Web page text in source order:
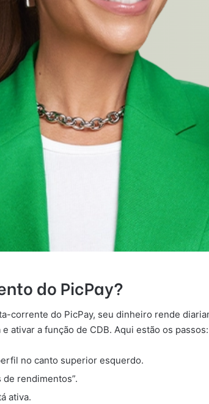
do PicPay?
corrente do PicPay, seu dinheiro rende
ativar a função de CDB. Aqui estão os passos:
no canto superior esquerdo.
rendimentos”.
ativa.